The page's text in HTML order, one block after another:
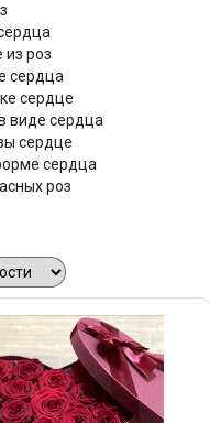
из роз
сердца
сердце
виде сердца
сердце
сердца
роз